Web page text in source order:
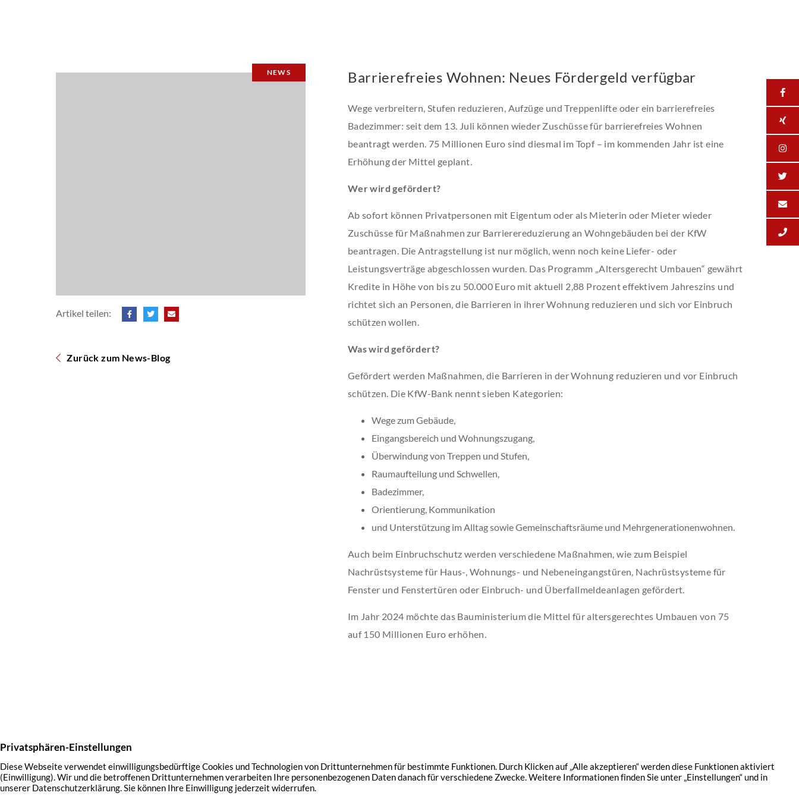
NEWS
Artikel teilen:
Zurück zum News-Blog
Barrierefreies Wohnen: Neues Fördergeld verfügbar
Wege verbreitern, Stufen reduzieren, Aufzüge und Treppenlifte oder ein barrierefreies
Badezimmer: seit dem 13. Juli können wieder Zuschüsse für barrierefreies Wohnen
beantragt werden. 75 Millionen Euro sind diesmal im Topf – im kommenden Jahr ist eine
Erhöhung der Mittel geplant.
Wer wird gefördert?
Ab sofort können Privatpersonen mit Eigentum oder als Mieterin oder Mieter wieder
Zuschüsse für Maß­nahmen zur Barriere­reduzierung an Wohn­gebäuden bei der KfW
beantragen. Die Antragstellung ist nur möglich, wenn noch keine Liefer- oder
Leistungsverträge abgeschlossen wurden. Das Programm „Altersgerecht Umbauen“ gewährt
Kredite in Höhe von bis zu 50.000 Euro mit aktuell 2,88 Prozent effektivem Jahreszins und
richtet sich an Personen, die Barrieren in ihrer Wohnung reduzieren und sich vor Einbruch
schützen wollen.
Was wird gefördert?
Gefördert werden Maßnahmen, die Barrieren in der Wohnung reduzieren und vor Einbruch
schützen. Die KfW-Bank nennt sieben Kategorien:
Wege zum Gebäude,
Eingangsbereich und Wohnungszugang,
Überwindung von Treppen und Stufen,
Raumaufteilung und Schwellen,
Badezimmer,
Orientierung, Kommunikation
und Unterstützung im Alltag sowie Gemeinschaftsräume und Mehrgenerationenwohnen.
Auch beim Einbruchschutz werden verschiedene Maßnahmen, wie zum Beispiel
Nachrüstsysteme für Haus-, Wohnungs- und Nebeneingangstüren, Nachrüstsysteme für
Fenster und Fenstertüren oder Einbruch- und Überfallmeldeanlagen gefördert.
Im Jahr 2024 möchte das Bauministerium die Mittel für altersgerechtes Umbauen von 75
auf 150 Millionen Euro erhöhen.
Über uns